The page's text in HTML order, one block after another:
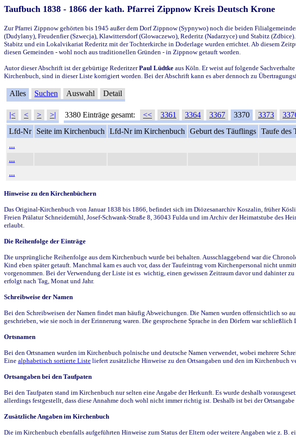
Taufbuch 1838 - 1866 der kath. Pfarrei Zippnow Kreis Deutsch Krone
Zur Pfarrei Zippnow gehörten bis 1945 außer dem Dorf Zippnow (Sypnywo) noch die beiden
(Dudylany), Freudenfier (Szwecja), Klawittersdorf (Glowaczewo), Rederitz (Nadarzyce) und Stabitz
Stabitz und ein Lokalvikariat Rederitz mit der Tochterkirche in Doderlage wurden errichtet. Ab diesem
diesen Gemeinden - wohl noch aus traditionellen Gründen - in Zippnow getauft worden.
Autor dieser Abschrift ist der gebürtige RederitzerPaul Lüdtke aus Köln. Er weist auf folgende
Kirchenbuch, sind in dieser Liste korrigiert worden. Bei der Abschrift kann es aber dennoch zu
Alles Suchen Auswahl Detail
|< < > >| 3380 Einträge gesamt: << 3361 3364 3367 3370 3373
Lfd-Nr
Seite im Kirchenbuch Lfd-Nr im Kirchenbuch Geburt des Täuflings Taufe des
...
...
...
Hinweise zu den Kirchenbüchern
Das Original-Kirchenbuch von Januar 1838 bis 1866, befindet sich im Diözesanarchiv Koszalin, früher
Freien Prälatur Schneidemühl, Josef-Schwank-Straße 8, 36043 Fulda und im Archiv der Heimatstube des
erlaubt.
Die Reihenfolge der Einträge
Die ursprüngliche Reihenfolge aus dem Kirchenbuch wurde bei behalten. Ausschlaggebend war die
Kind eben später getauft. Manchmal kam es auch vor, dass der Taufeintrag vom Kirchenpersonal nicht
vorgenommen. Bei der Verwendung der Liste ist es wichtig, einen gewissen Zeitraum davor und dahinter
erfolgt nach Tag, Monat und Jahr.
Schreibweise der Namen
Bei den Schreibweisen der Namen findet man häufig Abweichungen. Die Namen wurden offensichtlich so
geschrieben, wie sie noch in der Erinnerung waren. Die gesprochene Sprache in den Dörfern war
Ortsnamen
Bei den Ortsnamen wurden im Kirchenbuch polnische und deutsche Namen verwendet, wobei mehrere
Eine alphabetisch sortierte Liste liefert zusätzliche Hinweise zu den Ortsangaben und den im Kirchenbuch
Ortsangaben bei den Taufpaten
Bei den Taufpaten stand im Kirchenbuch nur selten eine Angabe der Herkunft. Es wurde deshalb
allerdings festgestellt, dass diese Annahme doch wohl nicht immer richtig ist. Deshalb ist bei der
Zusätzliche Angaben im Kirchenbuch
Die im Kirchenbuch ebenfalls aufgeführten Hinweise zum Status der Eltern oder weitere Angaben wie z. B.